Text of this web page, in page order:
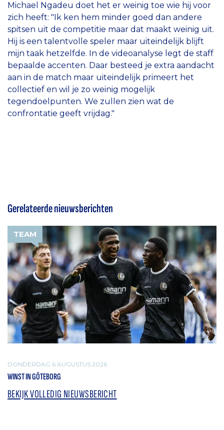
Michael Ngadeu doet het er weinig toe wie hij voor
zich heeft: "Ik ken hem minder goed dan andere
spitsen uit de competitie maar dat maakt weinig uit.
Hij is een talentvolle speler maar uiteindelijk blijft
mijn taak hetzelfde. In de videoanalyse legt de staff
bepaalde accenten. Daar besteed je extra aandacht
aan in de match maar uiteindelijk primeert het
collectief en wil je zo weinig mogelijk
tegendoelpunten. We zullen zien wat de
confrontatie geeft vrijdag."
Gerelateerde nieuwsberichten
TEAM
DONDERDAG 6 AUGUSTUS 2026
WINST IN GÖTEBORG
BEKIJK VOLLEDIG NIEUWSBERICHT